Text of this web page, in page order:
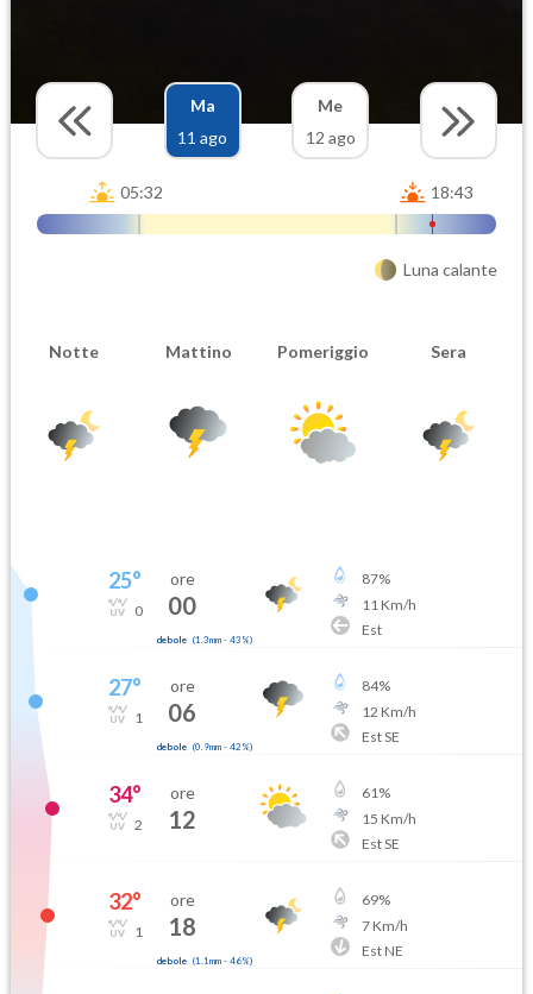
Ma
11 ago
Me
12 ago
05:32 18:43
Luna calante
Notte Mattino Pomeriggio Sera
25°
0
ore
00
debole (1.3mm- 43 %)
87%
11 Km/h
Est
27°
1
ore
06
debole (0.9mm- 42 %)
84%
12 Km/h
Est SE
34°
2
ore
12
61%
15 Km/h
Est SE
32°
1
ore
18
debole (1.1mm- 46%)
69%
7Km/h
Est NE